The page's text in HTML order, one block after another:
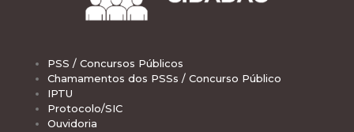
PSS / Concursos Públicos
Chamamentos dos PSSs / Concurso Público
IPTU
Protocolo/SIC
Ouvidoria